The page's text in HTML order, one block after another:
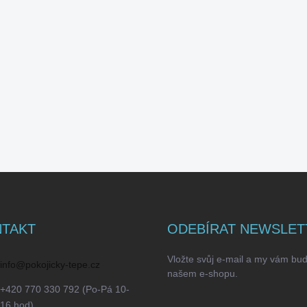
info @pokojicky-tepe.cz
+420 770 330 792 (Po-Pá 10-
ODEBÍRAT
Vložte svůj e-mail a my vám
našem e-shopu.